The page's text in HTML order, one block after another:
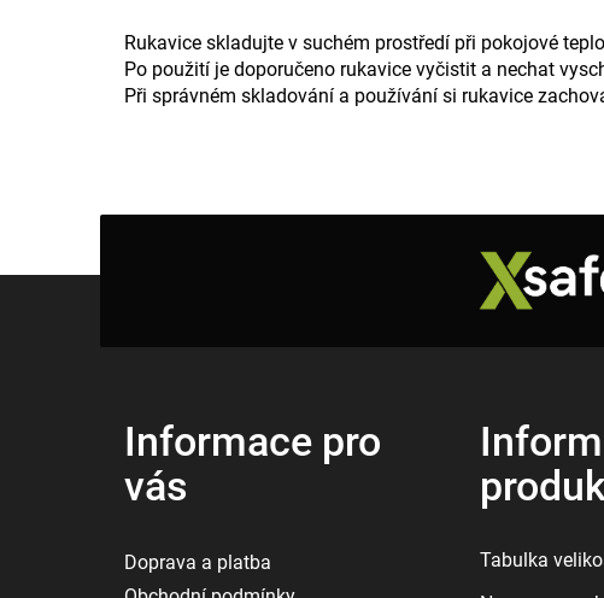
Rukavice skladujte v suchém prostředí při pokojové
Po použití je doporučeno rukavice vyčistit a nechat
Při správném skladování a používání si rukavice
Informace pro
vás
Doprava a platba
Tabulka